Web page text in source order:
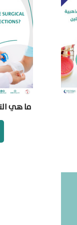
ما هي